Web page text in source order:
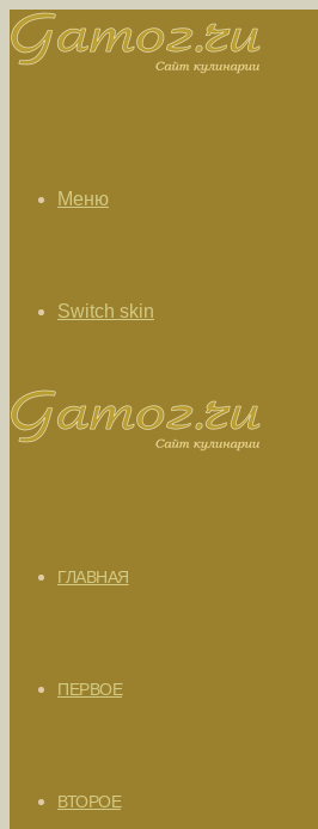
Меню
Switch skin
ГЛАВНАЯ
ПЕРВОЕ
ВТОРОЕ